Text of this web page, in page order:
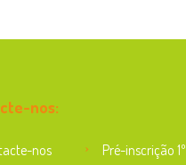
nos:
nos Pré-inscrição 1º